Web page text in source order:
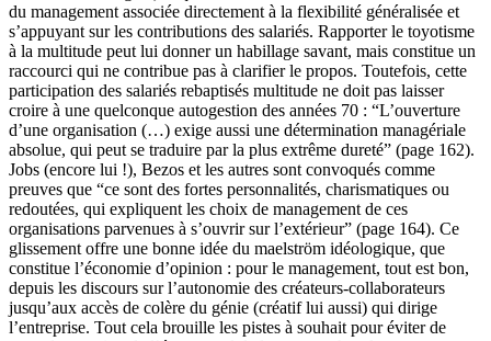
du management associée directement à la flexibilité généralisée et
s’appuyant sur les contributions des salariés. Rapporter le toyotisme
à la multitude peut lui donner un habillage savant, mais constitue un
raccourci qui ne contribue pas à clarifier le propos. Toutefois, cette
participation des salariés rebaptisés multitude ne doit pas laisser
croire à une quelconque autogestion des années 70 : “L’ouverture
d’une organisation (…) exige aussi une détermination managériale
absolue, qui peut se traduire par la plus extrême dureté” (page 162).
Jobs (encore lui !), Bezos et les autres sont convoqués comme
preuves que “ce sont des fortes personnalités, charismatiques ou
redoutées, qui expliquent les choix de management de ces
organisations parvenues à s’ouvrir sur l’extérieur” (page 164). Ce
glissement offre une bonne idée du maelström idéologique, que
constitue l’économie d’opinion : pour le management, tout est bon,
depuis les discours sur l’autonomie des créateurs-collaborateurs
jusqu’aux accès de colère du génie (créatif lui aussi) qui dirige
l’entreprise. Tout cela brouille les pistes à souhait pour éviter de